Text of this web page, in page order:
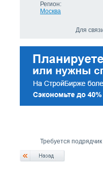
Регион:
Москва
Для
Требуется